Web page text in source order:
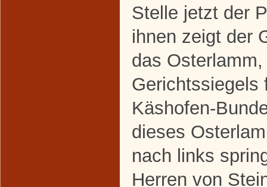
Stelle jetzt der
ihnen zeigt der
das
Gerichtssiegels
Käshofen-
dieses
nach links
Herren von